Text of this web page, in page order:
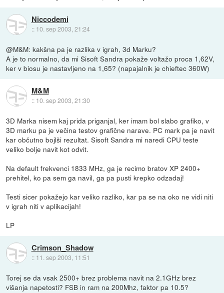
Niccodemi
:: 10. sep 2003, 21:24
@M&M: kakšna pa je razlika v igrah, 3d Marku?
A je to normalno, da mi Sisoft Sandra pokaže voltažo proca 1,62V,
ker v biosu je nastavljeno na 1,65? (napajalnik je chieftec 360W)
M&M
:: 10. sep 2003, 21:30
3D Marka nisem kaj prida priganjal, ker imam bol slabo grafiko, v
3D marku pa je večina testov grafične narave. PC mark pa je navit
kar občutno bojlši rezultat. Sisoft Sandra mi naredi CPU teste
veliko bolje navit kot odvit.
Na default frekvenci 1833 MHz, ga je recimo bratov XP 2400+
prehitel, ko pa sem ga navil, ga pa pusti krepko odzadaj!
Testi sicer pokažejo kar veliko razliko, kar pa se na oko ne vidi niti
v igrah niti v aplikacijah!
LP
Crimson_Shadow
:: 11. sep 2003, 11:51
Torej se da vsak 2500+ brez problema navit na 2.1GHz brez
višanja napetosti? FSB in ram na 200Mhz, faktor pa 10.5?